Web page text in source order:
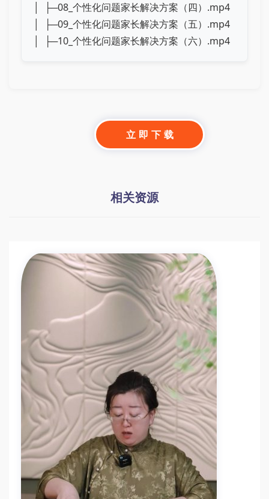
│ ├─08_个性化问题家长解决方案（四）.mp4
│ ├─09_个性化问题家长解决方案（五）.mp4
│ ├─10_个性化问题家长解决方案（六）.mp4
立 即 下 载
相关资源